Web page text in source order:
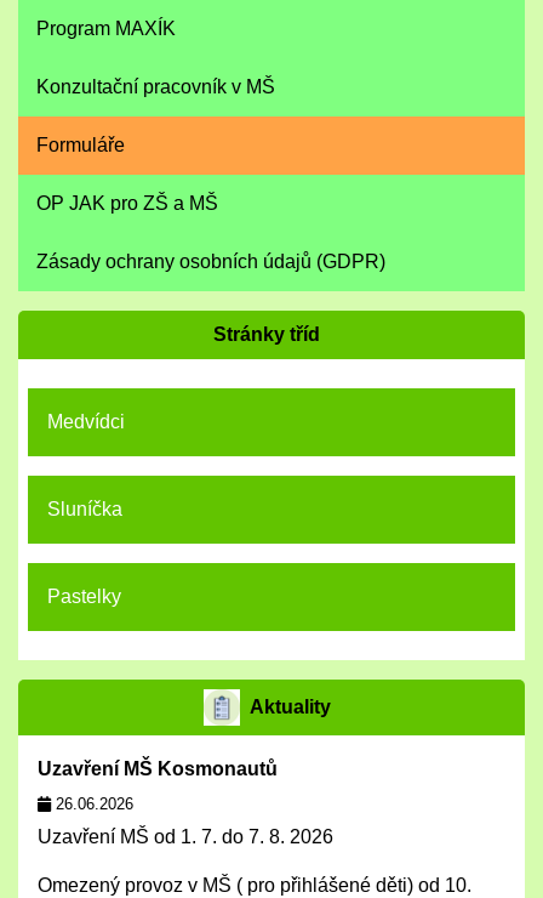
Program MAXÍK
Konzultační pracovník v MŠ
Formuláře
OP JAK pro ZŠ a MŠ
Zásady ochrany osobních údajů (GDPR)
Stránky tříd
Medvídci
Sluníčka
Pastelky
Aktuality
Uzavření MŠ Kosmonautů
26.06.2026
Uzavření MŠ od 1. 7. do 7. 8. 2026
Omezený provoz v MŠ ( pro přihlášené děti) od 10.